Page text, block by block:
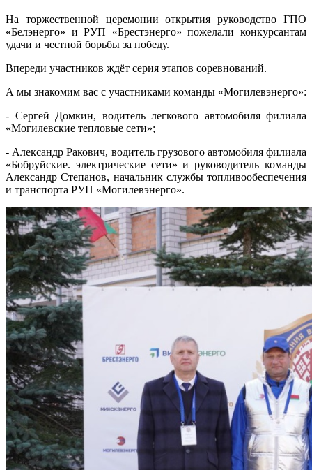
На торжественной церемонии открытия руководство ГПО
«Белэнерго» и РУП «Брестэнерго» пожелали конкурсантам
удачи и честной борьбы за победу.
Впереди участников ждёт серия этапов соревнований.
А мы знакомим вас с участниками команды «Могилевэнерго»:
- Сергей Домкин, водитель легкового автомобиля филиала
«Могилевские тепловые сети»;
- Александр Ракович, водитель грузового автомобиля филиала
«Бобруйские. электрические сети» и руководитель команды
Александр Степанов, начальник службы топливообеспечения
и транспорта РУП «Могилевэнерго».